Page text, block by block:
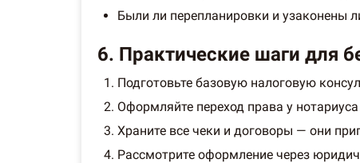
Были ли перепланировки и узаконены
6. Практические шаги для
Подготовьте базовую налоговую
Оформляйте переход права у
Храните все чеки и договоры — они
Рассмотрите оформление через